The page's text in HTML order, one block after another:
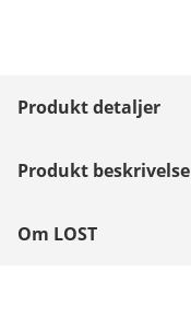
Produkt detaljer
Produkt beskrivelse
Om LOST